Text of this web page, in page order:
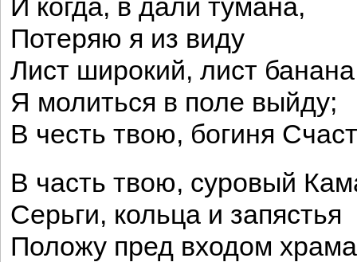
И когда, в дали тумана,
Потеряю я из виду
Лист широкий, лист
Я молиться в поле выйду;
В честь твою, богиня
В часть твою, суровый
Серьги, кольца и запястья
Положу пред входом